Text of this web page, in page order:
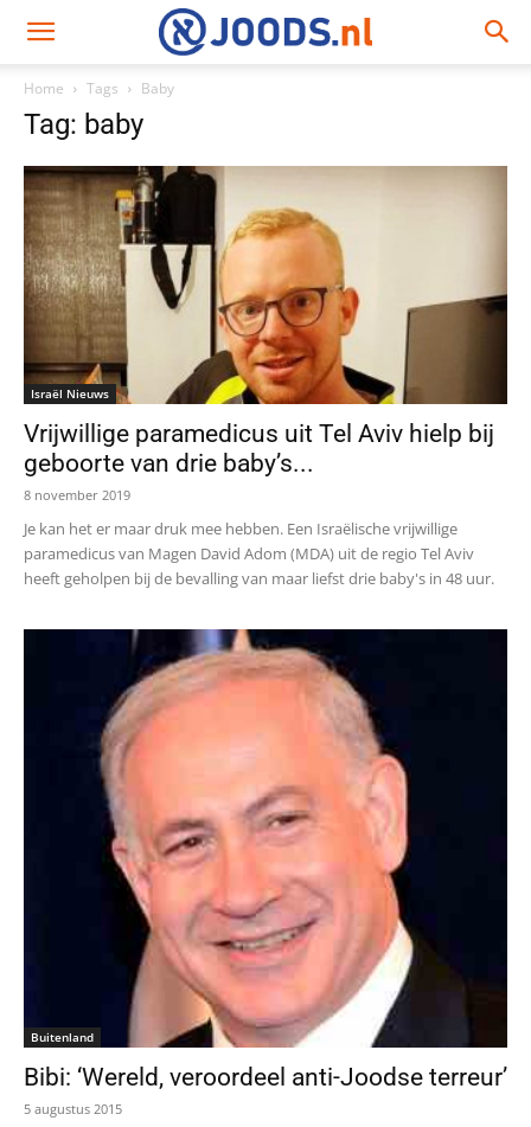
Home Tags Baby
Tag: baby
Israël Nieuws
Vrijwillige paramedicus uit Tel Aviv hielp bij
geboorte van drie baby’s...
8 november 2019
Je kan het er maar druk mee hebben. Een Israëlische vrijwillige
paramedicus van Magen David Adom (MDA) uit de regio Tel Aviv
heeft geholpen bij de bevalling van maar liefst drie baby's in 48 uur.
Buitenland
Bibi: ‘Wereld, veroordeel anti-Joodse terreur’
5 augustus 2015